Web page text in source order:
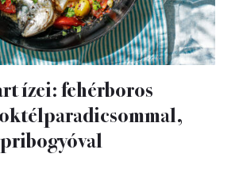
ízei: fehérboros